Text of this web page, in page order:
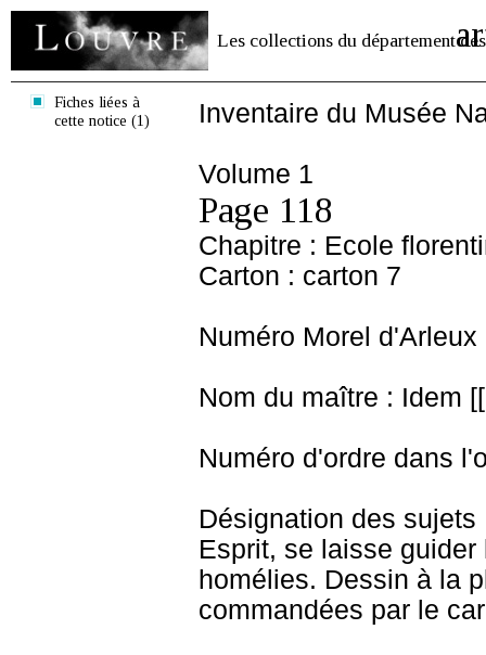
Les collections du département des
Fiches liées à
cette notice (1)
Inventaire du Musée
Volume 1
Page 118
Chapitre : Ecole
Carton : carton 7
Numéro Morel d'Arleux
Nom du maître : Idem
Numéro d'ordre dans
Désignation des
Esprit, se laisse
homélies. Dessin à la
commandées par le